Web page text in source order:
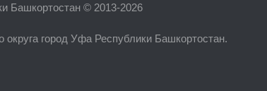
Башкортостан © 2013-2026
округа город Уфа Республики Башкортостан.